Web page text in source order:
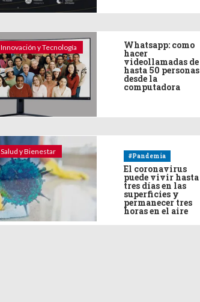
Innovación y Tecnología Whatsapp: como
hacer
videollamadas de
hasta 50 personas
desde la
computadora
Salud y Bienestar
#Pandemia
El coronavirus
puede vivir hasta
tres días en las
superficies y
permanecer tres
horas en el aire